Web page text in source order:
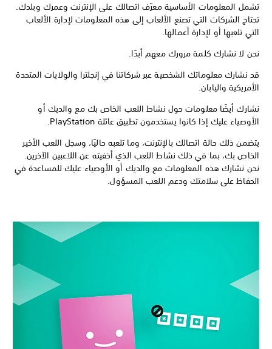
تشمل المعلومات الأساسية معرّف اتصالك على الإنترنت وعمرك وبلدك.
تحتاج الشركات التي تصنع الألعاب إلى هذه المعلومات لإدارة الألعاب
التي تلعبها أو لإدارة أعمالها.
نحن لا نشارك كلمة مرورك معهم أبدًا.
قد نشارك معلوماتك الشخصية عبر شركاتنا في إنجلترا والولايات المتحدة
الأمريكية واليابان.
نشارك أيضًا معلومات حول نشاط اللعب الخاص بك مع والديك أو
الأوصياء عليك إذا كانوا يستخدمون تطبيق عائلة PlayStation.
يتضمن ذلك حالة اتصالك بالإنترنت، وما تلعبه حاليًا، وسجل اللعب الأخير
الخاص بك، بما في ذلك نشاط اللعب الذي أخفيته عن اللاعبين الآخرين.
نحن نشارك هذه المعلومات مع والديك أو الأوصياء عليك للمساعدة في
الحفاظ على سلامتك ودعم اللعب المسؤول.